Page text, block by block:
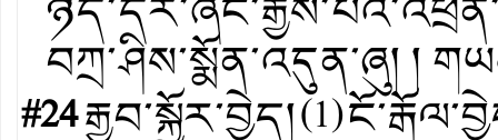
བཀྲ་ཤིས་སྨོན་འདུན་ཞུ། །
#24རྒྱབ་སྐྱོར་བྱེད།(1)